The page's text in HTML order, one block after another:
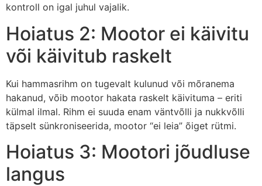
kontroll on igal juhul vajalik.
Hoiatus 2: Mootor ei käivitu
või käivitub raskelt
Kui hammasrihm on tugevalt kulunud või mõranema
hakanud, võib mootor hakata raskelt käivituma – eriti
külmal ilmal. Rihm ei suuda enam väntvõlli ja nukkvõlli
täpselt sünkroniseerida, mootor “ei leia” õiget rütmi.
Hoiatus 3: Mootori jõudluse
langus